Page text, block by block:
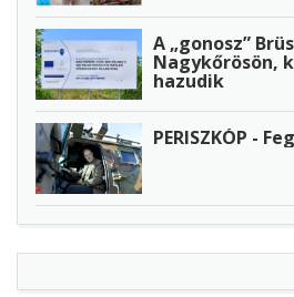
A „gonosz”
Nagykőrösön,
hazudik
PERISZKÓP -